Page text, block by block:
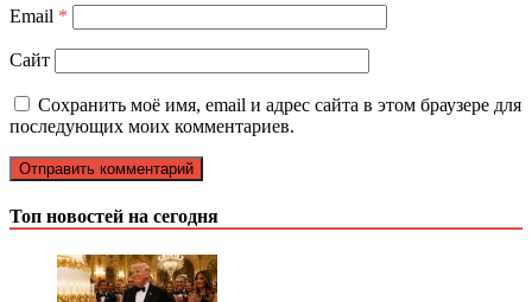
Email *
Сайт
Сохранить моё имя, email и адрес сайта в этом браузере для
последующих моих комментариев.
Топ новостей на сегодня